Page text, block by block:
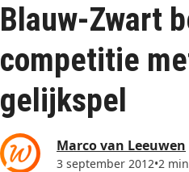
Blauw-Zwart
competitie
gelijkspel
Marco van Leeuwen
3 september 2012•2